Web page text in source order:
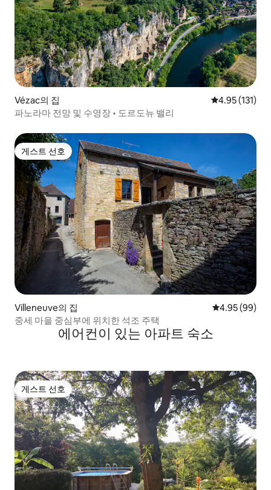
Vézac의 집 평점 4.95점(5
4.95 (131)
파노라마 전망 및 수영장 • 도르도뉴 밸리
게스트 선호
게스트 선호
Villeneuve의 집 평점 4.95점(5
4.95 (99)
중세 마을 중심부에 위치한 석조 주택
에어컨이 있는 아파트 숙소
게스트 선호
게스트 선호